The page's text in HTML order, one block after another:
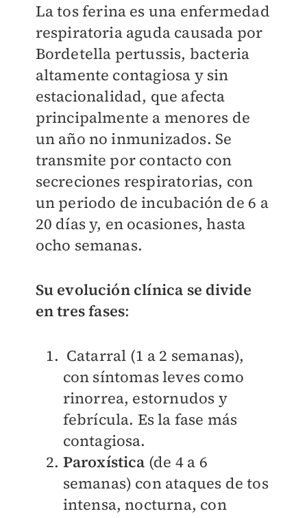
La tos ferina es una enfermedad
respiratoria aguda causada por
Bordetella pertussis, bacteria
altamente contagiosa y sin
estacionalidad, que afecta
principalmente a menores de
un año no inmunizados. Se
transmite por contacto con
secreciones respiratorias, con
un periodo de incubación de 6 a
20 días y, en ocasiones, hasta
ocho semanas.
Su evolución clínica se divide
en tres fases:
Catarral (1 a 2 semanas),
con síntomas leves como
rinorrea, estornudos y
febrícula. Es la fase más
contagiosa.
Paroxística (de 4 a 6
semanas) con ataques de tos
intensa, nocturna, con